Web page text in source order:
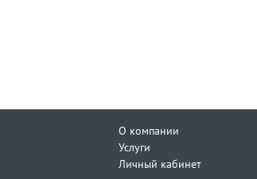
О компании
Услуги
Личный кабинет